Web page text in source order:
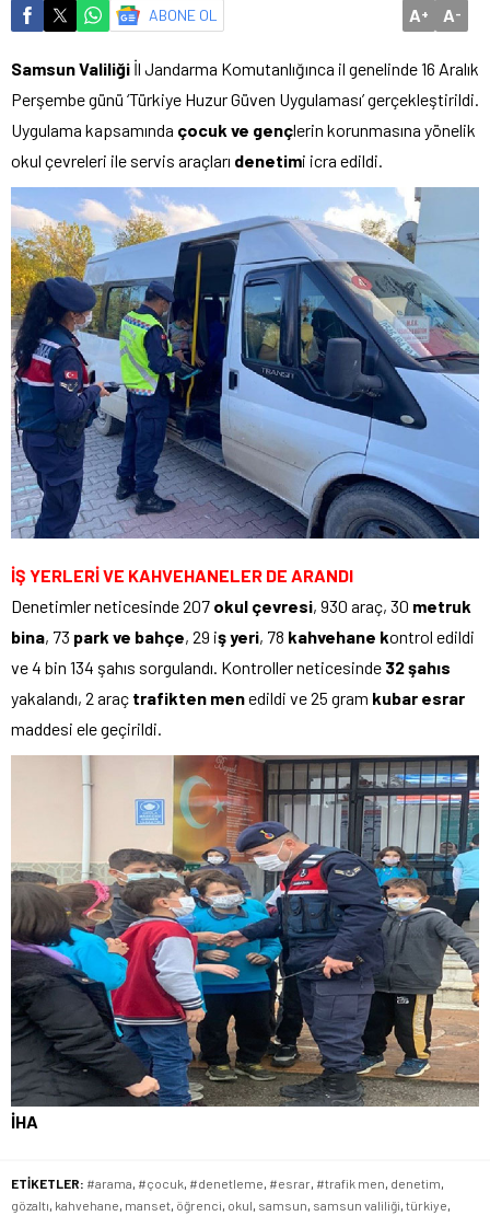
ABONE OL A+ A-
Samsun Valiliği İl Jandarma Komutanlığınca il genelinde 16 Aralık
Perşembe günü ‘Türkiye Huzur Güven Uygulaması’ gerçekleştirildi.
Uygulama kapsamında çocuk ve gençlerin korunmasına yönelik
okul çevreleri ile servis araçları denetimi icra edildi.
İŞ YERLERİ VE KAHVEHANELER DE ARANDI
Denetimler neticesinde 207 okul çevresi, 930 araç, 30 metruk
bina, 73 park ve bahçe, 29 iş yeri, 78 kahvehane kontrol edildi
ve 4 bin 134 şahıs sorgulandı. Kontroller neticesinde 32 şahıs
yakalandı, 2 araç trafikten menedildi ve 25 gram kubar esrar
maddesi ele geçirildi.
İHA
ETİKETLER: #arama, #çocuk, #denetleme, #esrar, #trafik men, denetim,
gözaltı, kahvehane, manset, öğrenci, okul, samsun, samsun valiliği, türkiye,